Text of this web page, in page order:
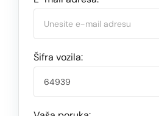
Šifra vozila: